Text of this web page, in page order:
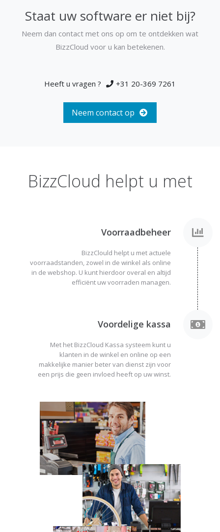
Staat uw software er niet bij?
Neem dan contact met ons op om te ontdekken wat
BizzCloud voor u kan betekenen.
Heeft u vragen ? +31 20-369 7261
Neem contact op
BizzCloud helpt u met
Voorraadbeheer
BizzClould helpt u met actuele
voorraadstanden, zowel in de winkel als online
in de webshop. U kunt hierdoor overal en altijd
efficiënt uw voorraden managen.
Voordelige kassa
Met het BizzCloud Kassa systeem kunt u
klanten in de winkel en online op een
makkelijke manier beter van dienst zijn voor
een prijs die geen invloed heeft op uw winst.